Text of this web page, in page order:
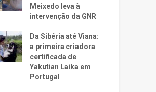
Meixedo leva à
intervenção da GNR
Da Sibéria até Viana:
a primeira criadora
certificada de
Yakutian Laika em
Portugal